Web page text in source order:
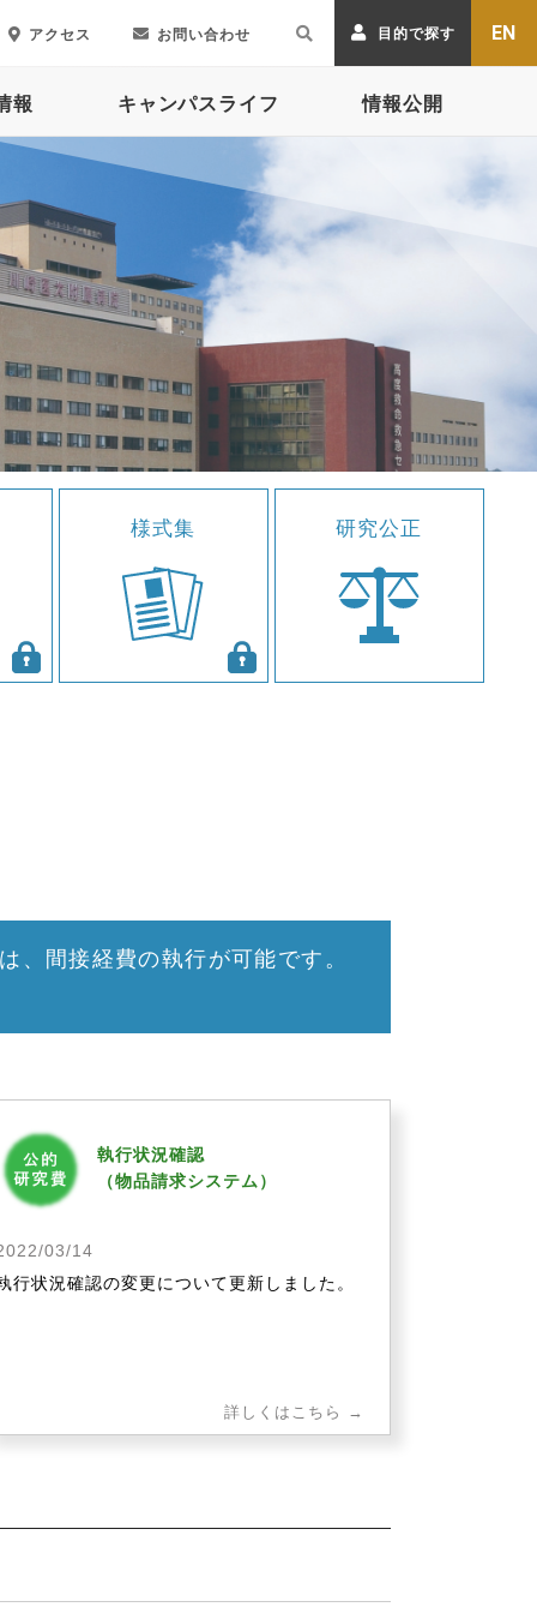
アクセス お問い合わせ 目的で探す EN
報 キャンパスライフ 情報公開
様式集 研究公正
、間接経費の執行が可能です。
執行状況確認
（物品請求システム）
03/14
行状況確認の変更について更新しました。
様式集 研究公正